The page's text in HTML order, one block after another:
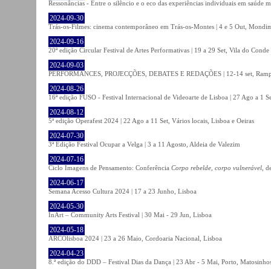
Ressonâncias - Entre o silêncio e o eco das experiências individuais em
2024-09-30
Trás-os-Filmes: cinema contemporâneo em Trás-os-Montes | 4 e 5 Out,
2024-09-16
20ª edição Circular Festival de Artes Performativas | 19 a 29 Set, Vila do Conde
2024-09-03
PERFORMANCES, PROJECÇÕES, DEBATES E REDAÇÕES | 12-14 set,
2024-08-26
16ª edição FUSO - Festival Internacional de Videoarte de Lisboa | 27 Ago a 1
2024-08-12
5ª edição Operafest 2024 | 22 Ago a 11 Set, Vários locais, Lisboa e Oeiras
2024-07-30
3ª Edição Festival Ocupar a Velga | 3 a 11 Agosto, Aldeia de Valezim
2024-07-16
Ciclo Imagens de Pensamento: Conferência Corpo rebelde, corpo vulnerável ,
2024-06-17
Semana Acesso Cultura 2024 | 17 a 23 Junho, Lisboa
2024-05-30
InArt – Community Arts Festival | 30 Mai - 29 Jun, Lisboa
2024-05-18
ARCOlisboa 2024 | 23 a 26 Maio, Cordoaria Nacional, Lisboa
2024-04-23
8.ª edição do DDD – Festival Dias da Dança | 23 Abr - 5 Mai, Porto,